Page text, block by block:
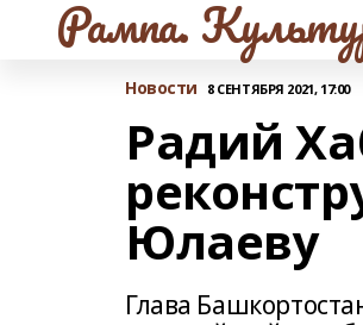
Рампа.
Новости 8 СЕНТЯБРЯ 2021, 17:00
Радий
Юлаеву
Глава